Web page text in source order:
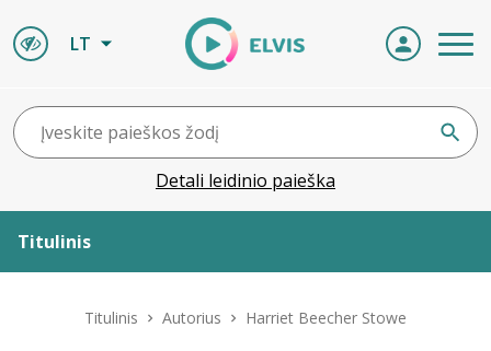
LT
Detali leidinio paieška
Titulinis
Titulinis Autorius Harriet Beecher Stowe